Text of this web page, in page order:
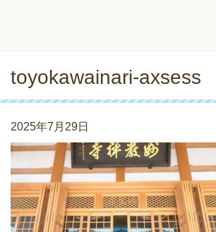
toyokawainari-axsess
2025年7月29日